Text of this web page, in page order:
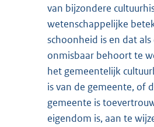
van bijzondere
wetenschappelijke
schoonheid is en dat
onmisbaar behoort te
het gemeentelijk
is van de gemeente, of
gemeente is
eigendom is, aan te